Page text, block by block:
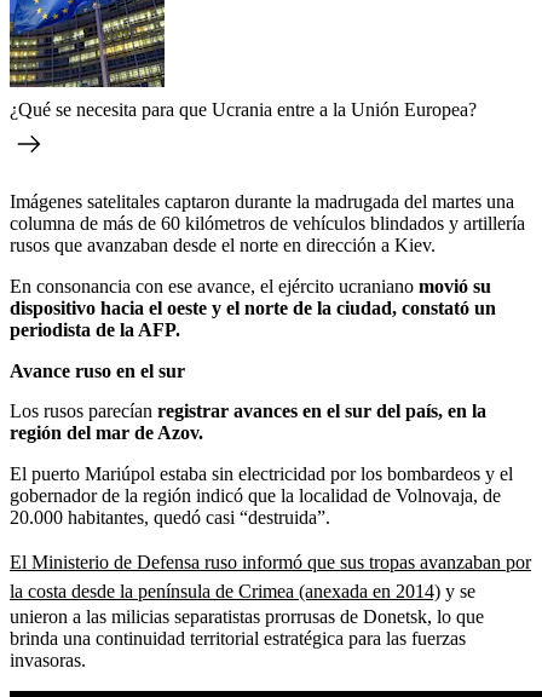
¿Qué se necesita para que Ucrania entre a la Unión Europea?
Imágenes satelitales captaron durante la madrugada del martes una
columna de más de 60 kilómetros de vehículos blindados y artillería
rusos que avanzaban desde el norte en dirección a Kiev.
En consonancia con ese avance, el ejército ucraniano movió su
dispositivo hacia el oeste y el norte de la ciudad, constató un
periodista de la AFP.
Avance ruso en el sur
Los rusos parecían registrar avances en el sur del país, en la
región del mar de Azov.
El puerto Mariúpol estaba sin electricidad por los bombardeos y el
gobernador de la región indicó que la localidad de Volnovaja, de
20.000 habitantes, quedó casi “destruida”.
El Ministerio de Defensa ruso informó que sus tropas avanzaban por
la costa desde la península de Crimea (anexada en 2014) y se
unieron a las milicias separatistas prorrusas de Donetsk, lo que
brinda una continuidad territorial estratégica para las fuerzas
invasoras.